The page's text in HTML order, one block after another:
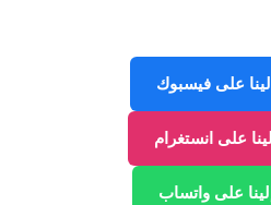
على فيسبوك
على انستغرام
على واتساب